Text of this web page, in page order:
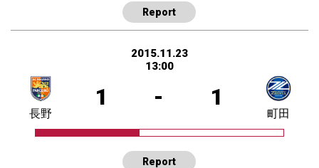
Report
2015.11.23
13:00
1 - 1
長野 町田
Report